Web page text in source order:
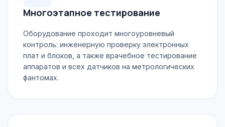
Многоэтапное тестирование
Оборудование проходит многоуровневый
контроль: инженерную проверку электронных
плат и блоков, а также врачебное тестирование
аппаратов и всех датчиков на метрологических
фантомах.